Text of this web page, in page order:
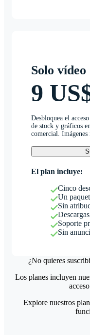
Solo vídeo
9
Desbloquea el
de stock y gráficos
comercial. Imágenes
El plan incluye:
Cinco
Un
Sin
Soporte
Sin
¿No quieres
Los planes incluyen
Explore nuestros